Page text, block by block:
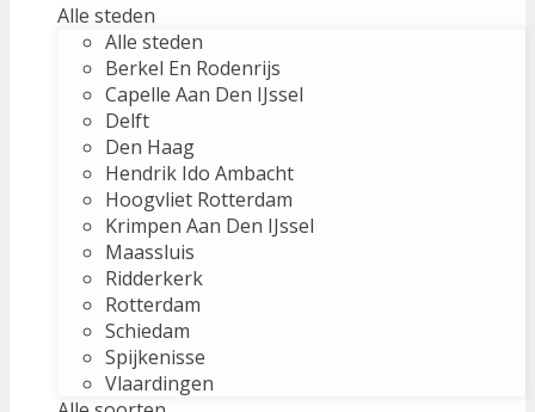
Alle steden
Alle steden
Berkel En Rodenrijs
Capelle Aan Den IJssel
Delft
Den Haag
Hendrik Ido Ambacht
Hoogvliet Rotterdam
Krimpen Aan Den IJssel
Maassluis
Ridderkerk
Rotterdam
Schiedam
Spijkenisse
Vlaardingen